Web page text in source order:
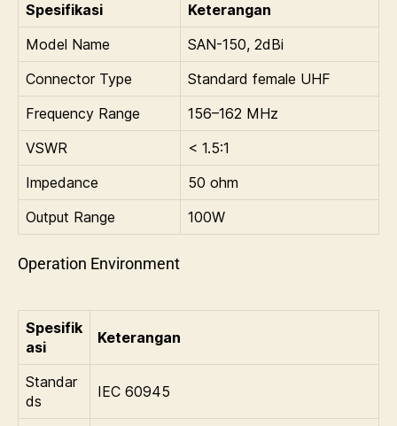
Spesifikasi
Keterangan
Model Name
SAN-150, 2dBi
Connector Type
Standard female UHF
Frequency Range
156–162 MHz
VSWR
< 1.5:1
Impedance
50 ohm
Output Range
100W
Operation Environment
Spesifik
asi
Keterangan
Standar
ds
IEC 60945